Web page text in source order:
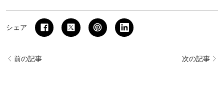
シェア
前の記事 次の記事